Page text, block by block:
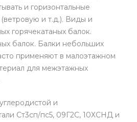
и горизонтальные
и т.д.). Виды и
горячекатаных балок.
балок. Балки небольших
применяют в малоэтажном
для межэтажных
и
Ст3сп/пс5, 09Г2С, 10ХСНД и